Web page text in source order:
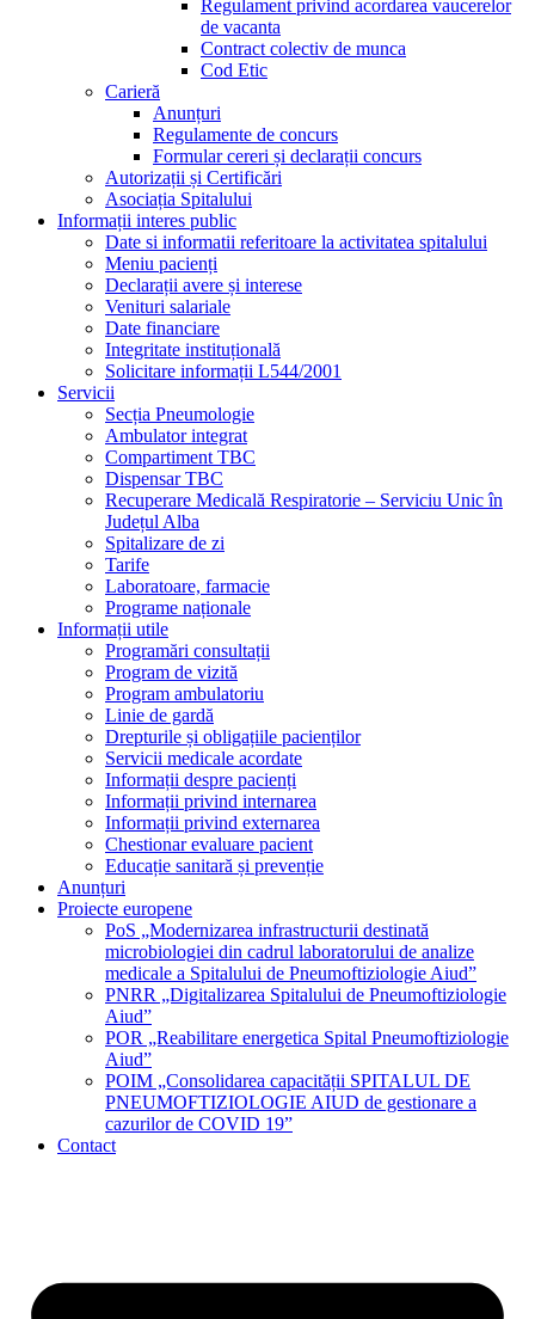
Regulament privind acordarea vaucerelor
de vacanta
Contract colectiv de munca
Cod Etic
Carieră
Anunțuri
Regulamente de concurs
Formular cereri și declarații concurs
Autorizații și Certificări
Asociația Spitalului
Informații interes public
Date si informatii referitoare la activitatea spitalului
Meniu pacienți
Declarații avere și interese
Venituri salariale
Date financiare
Integritate instituțională
Solicitare informații L544/2001
Servicii
Secția Pneumologie
Ambulator integrat
Compartiment TBC
Dispensar TBC
Recuperare Medicală Respiratorie – Serviciu Unic în
Județul Alba
Spitalizare de zi
Tarife
Laboratoare, farmacie
Programe naționale
Informații utile
Programări consultații
Program de vizită
Program ambulatoriu
Linie de gardă
Drepturile și obligațiile pacienților
Servicii medicale acordate
Informații despre pacienți
Informații privind internarea
Informații privind externarea
Chestionar evaluare pacient
Educație sanitară și prevenție
Anunțuri
Proiecte europene
PoS „Modernizarea infrastructurii destinată
microbiologiei din cadrul laboratorului de analize
medicale a Spitalului de Pneumoftiziologie Aiud”
PNRR „Digitalizarea Spitalului de Pneumoftiziologie
Aiud”
POR „Reabilitare energetica Spital Pneumoftiziologie
Aiud”
POIM „Consolidarea capacității SPITALUL DE
PNEUMOFTIZIOLOGIE AIUD de gestionare a
cazurilor de COVID 19”
Contact